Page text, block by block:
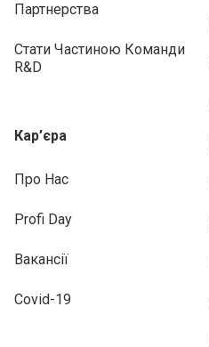
Партнерства
Стати Частиною Команди
R&D
Кар’єра
Про Нас
Profi Day
Вакансії
Covid-19